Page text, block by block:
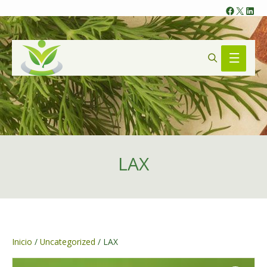
X
Main
Menu
Search
LAX
Inicio / Uncategorized / LAX